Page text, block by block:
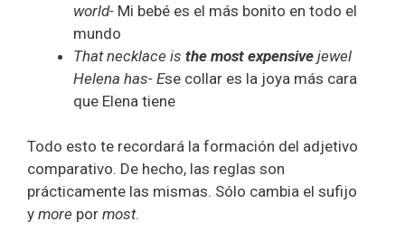
world- Mi bebé es el más bonito en todo el
mundo
That necklace is the most expensive jewel
Helena has- Ese collar es la joya más cara
que Elena tiene
Todo esto te recordará la formación del adjetivo
comparativo. De hecho, las reglas son
prácticamente las mismas. Sólo cambia el sufijo
y more por most.